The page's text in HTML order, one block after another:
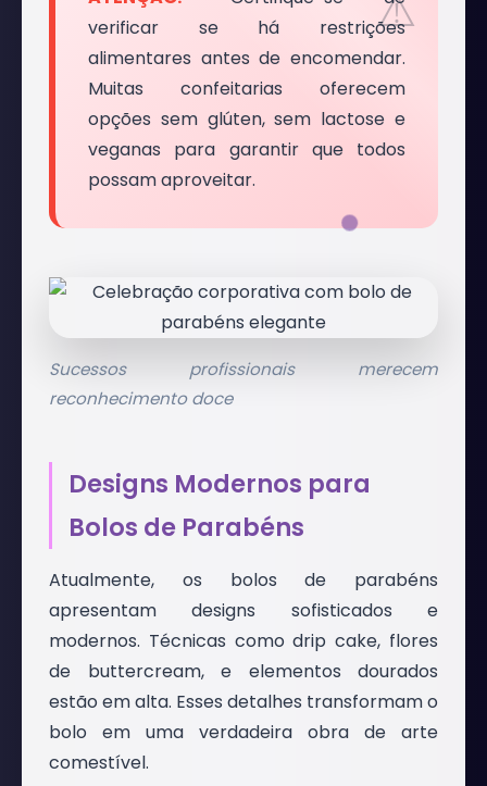
verificar se há restrições
alimentares antes de encomendar.
Muitas confeitarias oferecem
opções sem glúten, sem lactose e
veganas para garantir que todos
possam aproveitar.
Sucessos profissionais merecem
reconhecimento doce
Designs Modernos para
Bolos de Parabéns
Atualmente, os bolos de parabéns
apresentam designs sofisticados e
modernos. Técnicas como drip cake, flores
de buttercream, e elementos dourados
estão em alta. Esses detalhes transformam o
bolo em uma verdadeira obra de arte
comestível.